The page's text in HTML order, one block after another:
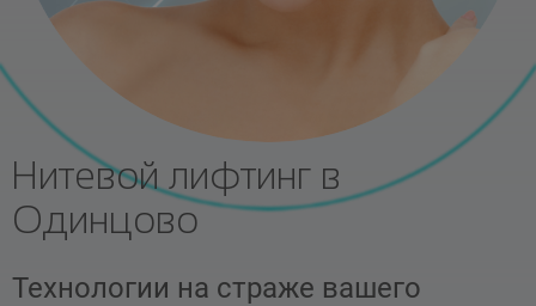
Нитевой лифтинг в
Одинцово
Технологии на страже вашего